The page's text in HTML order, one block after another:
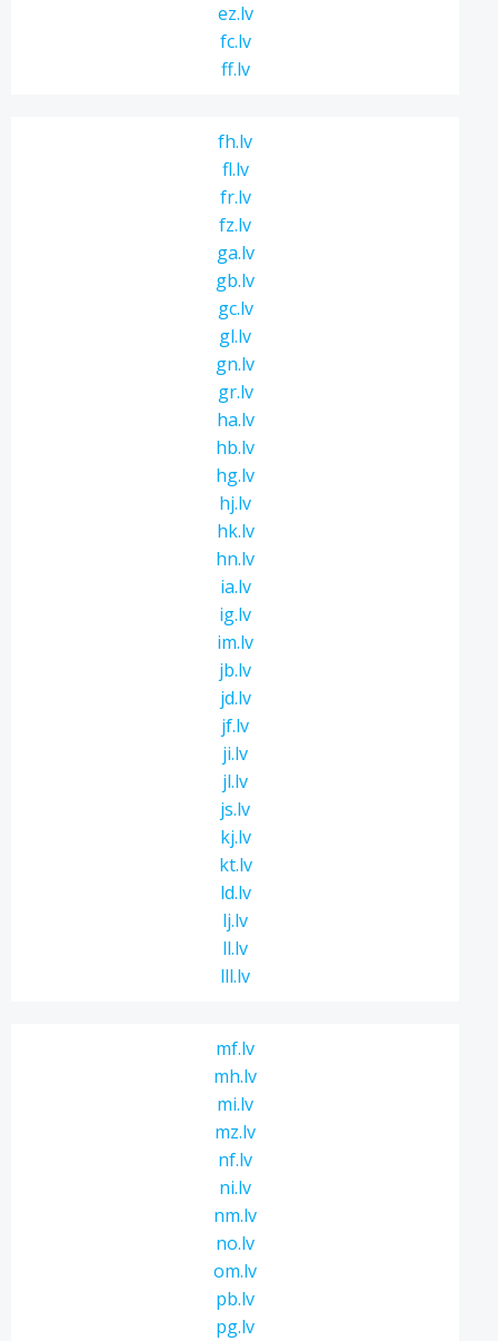
ez.lv
fc.lv
ff.lv
fh.lv
fl.lv
fr.lv
fz.lv
ga.lv
gb.lv
gc.lv
gl.lv
gn.lv
gr.lv
ha.lv
hb.lv
hg.lv
hj.lv
hk.lv
hn.lv
ia.lv
ig.lv
im.lv
jb.lv
jd.lv
jf.lv
ji.lv
jl.lv
js.lv
kj.lv
kt.lv
ld.lv
lj.lv
ll.lv
lll.lv
mf.lv
mh.lv
mi.lv
mz.lv
nf.lv
ni.lv
nm.lv
no.lv
om.lv
pb.lv
pg.lv